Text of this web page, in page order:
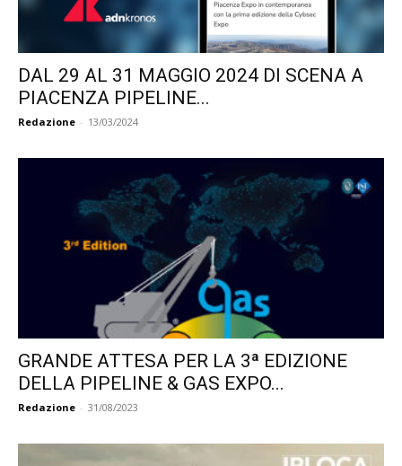
DAL 29 AL 31 MAGGIO 2024 DI SCENA A
PIACENZA PIPELINE...
Redazione - 13/03/2024
GRANDE ATTESA PER LA 3ª EDIZIONE
DELLA PIPELINE & GAS EXPO...
Redazione - 31/08/2023